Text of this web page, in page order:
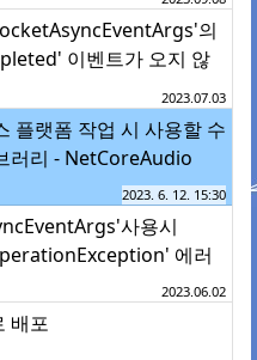
의
이벤트가 오지 않
2023.07.03
플랫폼 작업 시 사용할 수
러리 - NetCoreAudio
2023. 6. 12. 15:30
사용시
에러
2023.06.02
배포